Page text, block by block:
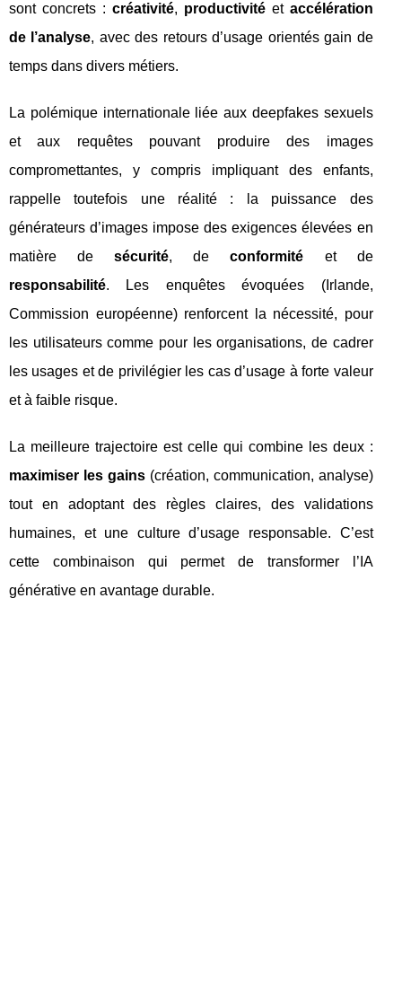
sont concrets : créativité, productivitéet accélération
de l’analyse, avec des retours d’usage orientés gain de
temps dans divers métiers.
La polémique internationale liée aux deepfakes sexuels
et aux requêtes pouvant produire des images
compromettantes, y compris impliquant des enfants,
rappelle toutefois une réalité : la puissance des
générateurs d’images impose des exigences élevées en
matière desécurité, deconformité et de
responsabilité. Les enquêtes évoquées (Irlande,
Commission européenne) renforcent la nécessité, pour
les utilisateurs comme pour les organisations, de cadrer
les usages et de privilégier les cas d’usage à forte valeur
et à faible risque.
La meilleure trajectoire est celle qui combine les deux :
maximiser les gains(création, communication, analyse)
tout en adoptant des règles claires, des validations
humaines, et une culture d’usage responsable. C’est
cette combinaison qui permet de transformer l’IA
générative en avantage durable.